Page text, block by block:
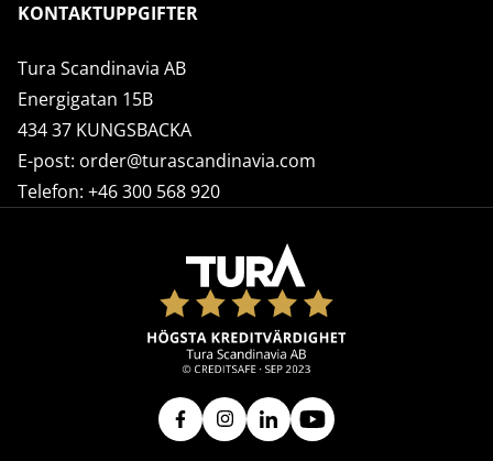
KONTAKTUPPGIFTER
Tura Scandinavia AB
Energigatan 15B
434 37 KUNGSBACKA
E-post: order@turascandinavia.com
Telefon: +46 300 568 920